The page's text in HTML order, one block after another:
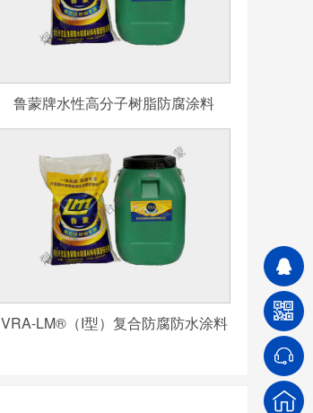
鲁蒙牌水性高分子树脂防腐涂料
VRA-LM®（I型）复合防腐防水涂料